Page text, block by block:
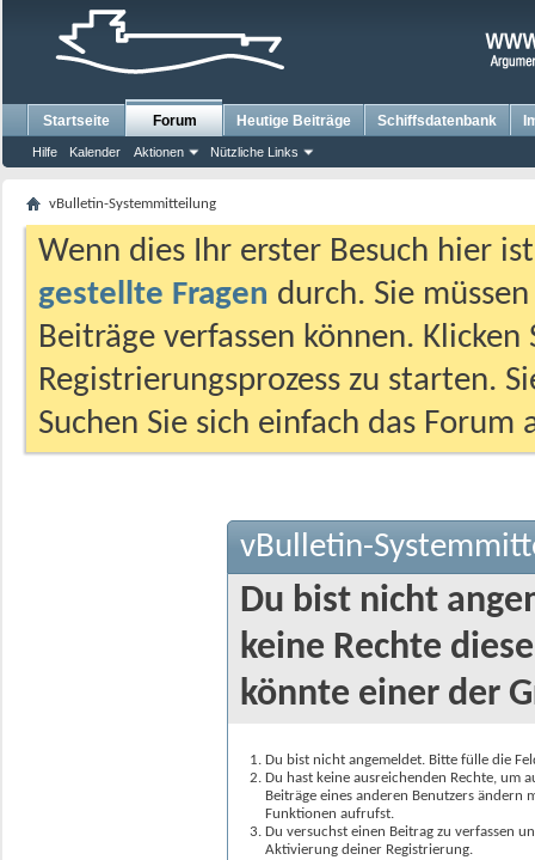
Startseite Forum
Hilfe Kalender Aktionen Nützliche Links
Heutige Beiträge Schiffsdatenbank
vBulletin-Systemmitteilung
Wenn dies Ihr erster Besuch hier
gestellte Fragen durch. Sie
Beiträge verfassen können.
Registrierungsprozess zu starten.
Suchen Sie sich einfach das
vBulletin-
Du bist nicht
keine Rechte
könnte einer der
Du bist nicht angemeldet. Bitte fülle die
Du hast keine ausreichenden Rechte, um
Beiträge eines anderen Benutzers
Funktionen aufrufst.
Du versuchst einen Beitrag zu verfassen
Aktivierung deiner Registrierung.